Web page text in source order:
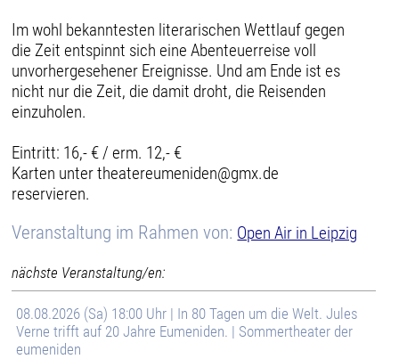
Im wohl bekanntesten literarischen Wettlauf gegen
die Zeit entspinnt sich eine Abenteuerreise voll
unvorhergesehener Ereignisse. Und am Ende ist es
nicht nur die Zeit, die damit droht, die Reisenden
einzuholen.
Eintritt: 16,- € / erm. 12,- €
Karten unter theatereumeniden@gmx.de
reservieren.
Veranstaltung im Rahmen von: Open Air in Leipzig
nächste Veranstaltung/en:
08.08.2026 (Sa) 18:00 Uhr | In 80 Tagen um die Welt. Jules
Verne trifft auf 20 Jahre Eumeniden. | Sommertheater der
eumeniden